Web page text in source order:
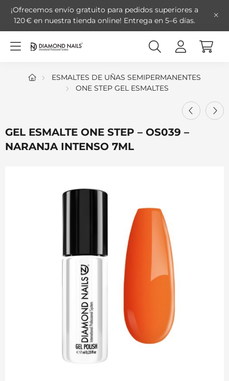
¡Ofrecemos envío gratuito para pedidos superiores a
120 € en nuestra tienda online! Entrega en 5–6 días.
ESMALTES DE UÑAS SEMIPERMANENTES
ONE STEP GEL ESMALTES
GEL ESMALTE ONE STEP – OS039 –
NARANJA INTENSO 7ML